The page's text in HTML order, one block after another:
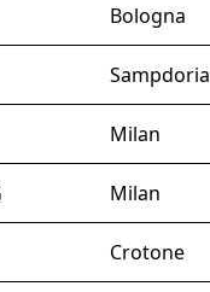
Bologna
Sampdoria
Milan
Milan
Crotone